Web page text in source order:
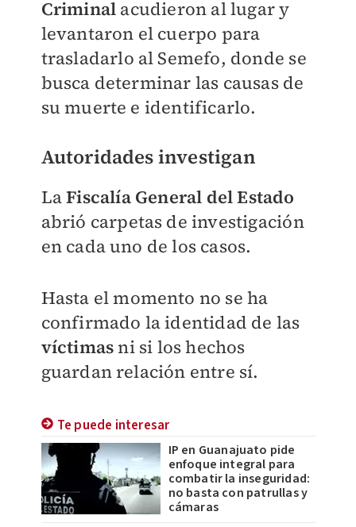
Criminal acudieron al lugar y
levantaron el cuerpo para
trasladarlo al Semefo, donde se
busca determinar las causas de
su muerte e identificarlo.
Autoridades investigan
LaFiscalía General del Estado
abrió carpetas de investigación
en cada uno de los casos.
Hasta el momento no se ha
confirmado la identidad de las
víctimasni si los hechos
guardan relación entre sí.
Te puede interesar
IP en Guanajuato pide
enfoque integral para
combatir la inseguridad:
no basta con patrullas y
cámaras